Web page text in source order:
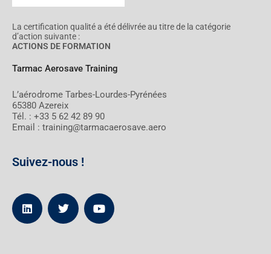
La certification qualité a été délivrée au titre de la catégorie
d’action suivante :
ACTIONS DE FORMATION
Tarmac Aerosave Training
L’aérodrome Tarbes-Lourdes-Pyrénées
65380 Azereix
Tél. : +33 5 62 42 89 90
Email : training@tarmacaerosave.aero
Suivez-nous !